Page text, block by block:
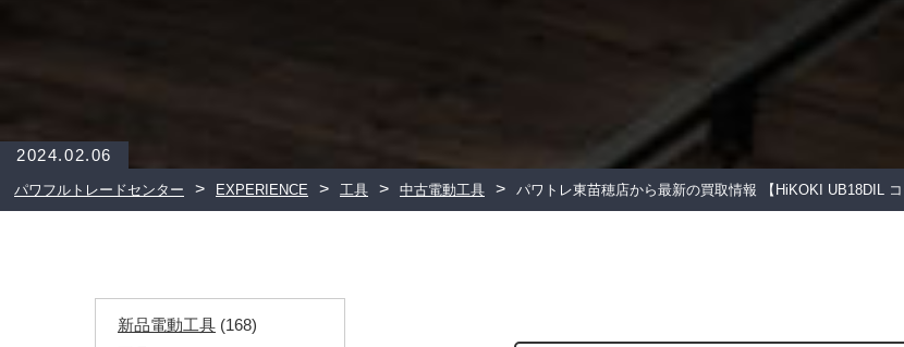
2024.02.06
パワフルトレードセンター > EXPERIENCE > 工具 > 中古電動工具 > パワトレ東苗穂店から最新の買取情報 【HiKOKI UB18DIL
新品電動工具 (168)